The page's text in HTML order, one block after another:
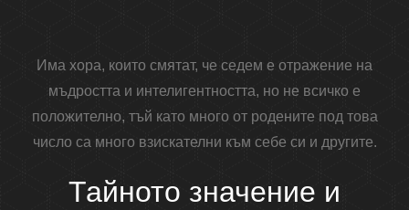
Има хора, които смятат, че седем е отражение на
мъдростта и интелигентността, но не всичко е
положително, тъй като много от родените под това
число са много взискателни към себе си и другите.
Тайното значение и